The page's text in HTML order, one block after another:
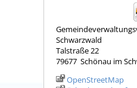
Schwarzwald
Talstraße 22
79677 Schönau im
OpenStreetMap